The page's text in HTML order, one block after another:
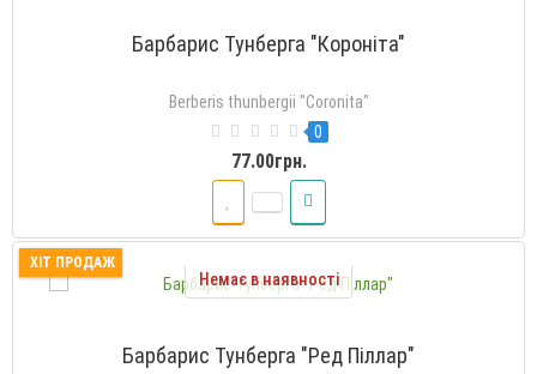
Барбарис Тунберга "Короніта"
Berberis thunbergii "Coronita"
0
77.00грн.
ХІТ ПРОДАЖ
Немає в наявності
Барбарис Тунберга "Ред Піллар"